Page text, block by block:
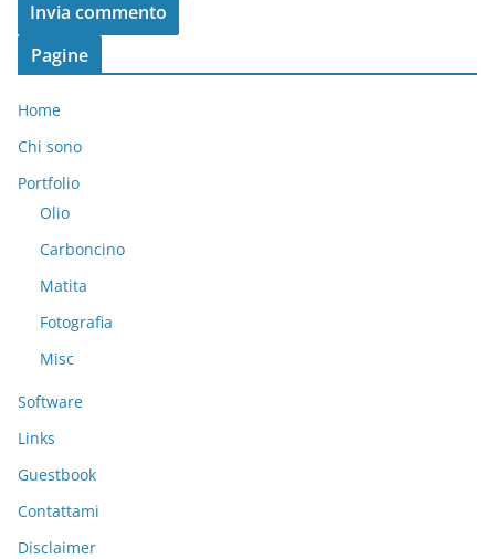
Pagine
Home
Chi sono
Portfolio
Olio
Carboncino
Matita
Fotografia
Misc
Software
Links
Guestbook
Contattami
Disclaimer